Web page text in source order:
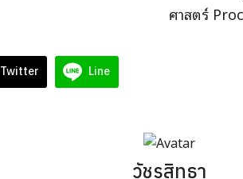
ศาสตร์
Twitter Line
วัชรสิทธา